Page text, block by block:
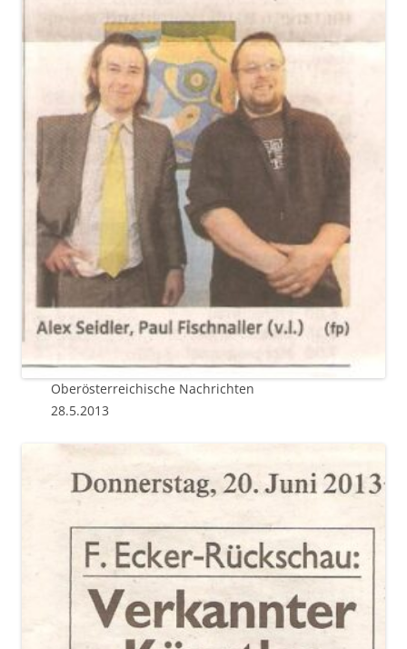
Oberösterreichische Nachrichten
28.5.2013